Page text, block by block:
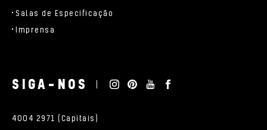
Salas de Especificação
Imprensa
SIGA-NOS
4004 2971 (Capitais)